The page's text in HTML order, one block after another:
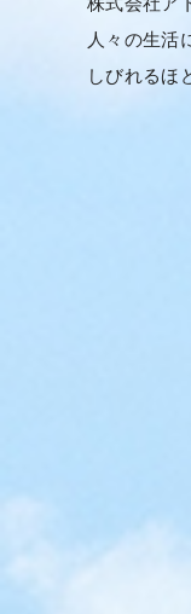
人々の生活
しびれるほ